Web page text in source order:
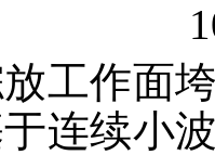
工作面
连续小